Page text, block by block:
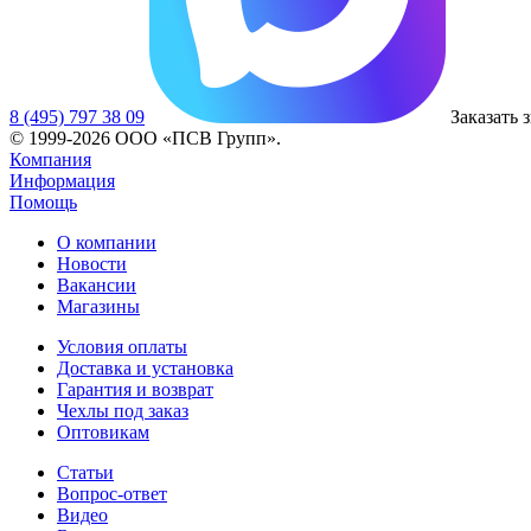
8 (495) 797 38 09
Заказать
© 1999-2026 ООО «ПСВ Групп».
Компания
Информация
Помощь
О компании
Новости
Вакансии
Магазины
Условия оплаты
Доставка и установка
Гарантия и возврат
Чехлы под заказ
Оптовикам
Статьи
Вопрос-ответ
Видео